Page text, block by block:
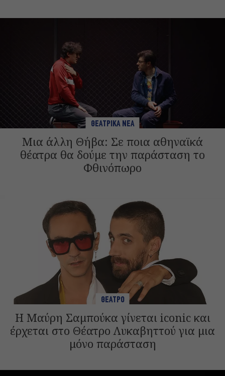
ΘΕΑΤΡΙΚΑ ΝΕΑ
Μια άλλη Θήβα: Σε ποια αθηναϊκά
θέατρα θα δούμε την παράσταση το
Φθινόπωρο
ΘΕΑΤΡΟ
Η Μαύρη Σαμπούκα γίνεται iconic και
έρχεται στο Θέατρο Λυκαβηττού για μια
μόνο παράσταση